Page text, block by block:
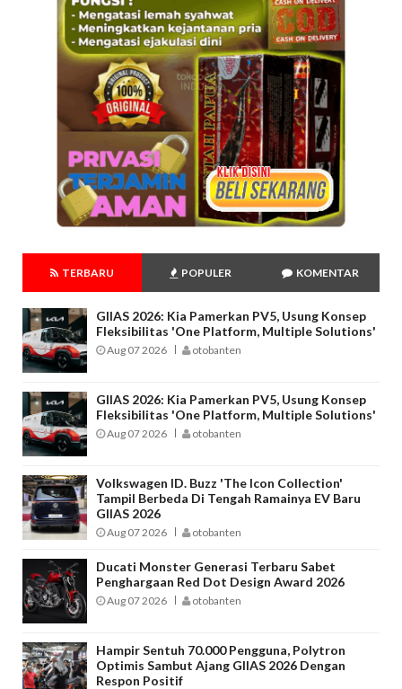
TERBARU POPULER KOMENTAR
GIIAS 2026: Kia Pamerkan PV5, Usung Konsep
Fleksibilitas 'One Platform, Multiple Solutions'
Aug 07 2026 otobanten
GIIAS 2026: Kia Pamerkan PV5, Usung Konsep
Fleksibilitas 'One Platform, Multiple Solutions'
Aug 07 2026 otobanten
Volkswagen ID. Buzz 'The Icon Collection'
Tampil Berbeda Di Tengah Ramainya EV Baru
GIIAS 2026
Aug 07 2026 otobanten
Ducati Monster Generasi Terbaru Sabet
Penghargaan Red Dot Design Award 2026
Aug 07 2026 otobanten
Hampir Sentuh 70.000 Pengguna, Polytron
Optimis Sambut Ajang GIIAS 2026 Dengan
Respon Positif